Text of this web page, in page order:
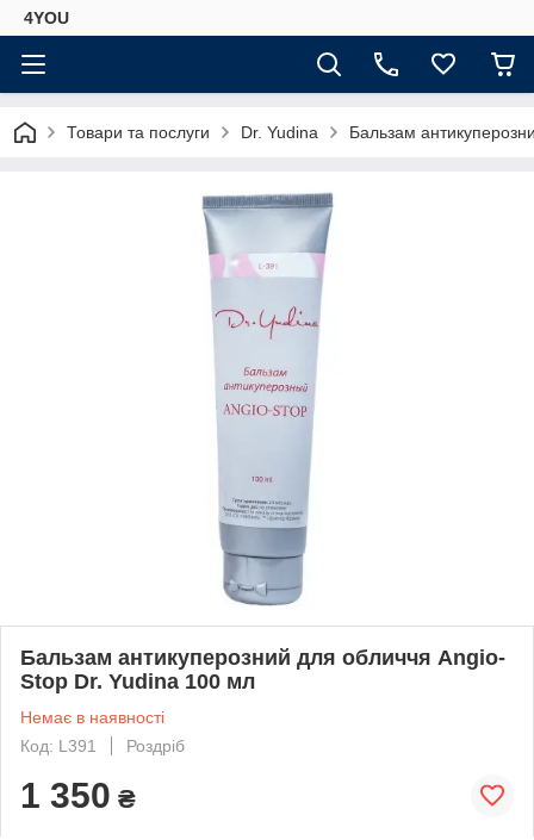
4YOU
Товари та послуги Dr. Yudina Бальзам
Бальзам антикуперозний для обличчя Angio-
Stop Dr. Yudina 100 мл
Немає в наявності
Код: L391
Роздріб
1 350 ₴